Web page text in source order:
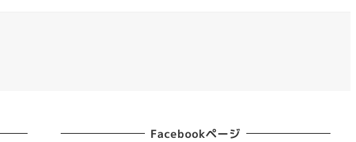
Facebookページ